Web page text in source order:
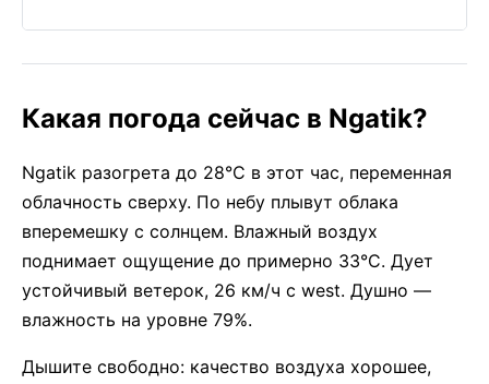
Какая погода сейчас в Ngatik?
Ngatik разогрета до 28°C в этот час, переменная
облачность сверху. По небу плывут облака
вперемешку с солнцем. Влажный воздух
поднимает ощущение до примерно 33°C. Дует
устойчивый ветерок, 26 км/ч с west. Душно —
влажность на уровне 79%.
Дышите свободно: качество воздуха хорошее,